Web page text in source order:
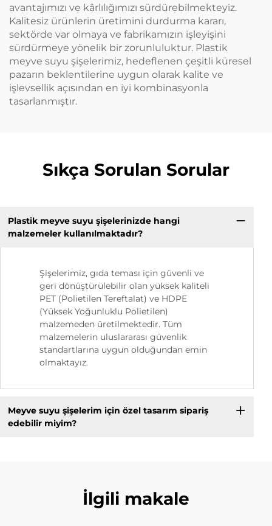
avantajımızı ve kârlılığımızı sürdürebilmekteyiz.
Kalitesiz ürünlerin üretimini durdurma kararı,
sektörde var olmaya ve fabrikamızın işleyişini
sürdürmeye yönelik bir zorunluluktur. Plastik
meyve suyu şişelerimiz, hedeflenen çeşitli küresel
pazarın beklentilerine uygun olarak kalite ve
işlevsellik açısından en iyi kombinasyonla
tasarlanmıştır.
Sıkça Sorulan Sorular
Plastik meyve suyu şişelerinizde hangi
malzemeler kullanılmaktadır?
Şişelerimiz, gıda teması için güvenli ve
geri dönüştürülebilir olan yüksek kaliteli
PET (Polietilen Tereftalat) ve HDPE
(Yüksek Yoğunluklu Polietilen)
malzemeden üretilmektedir. Tüm
malzemelerin uluslararası güvenlik
standartlarına uygun olduğundan emin
olmaktayız.
Meyve suyu şişelerim için özel tasarım sipariş
edebilir miyim?
İlgili makale